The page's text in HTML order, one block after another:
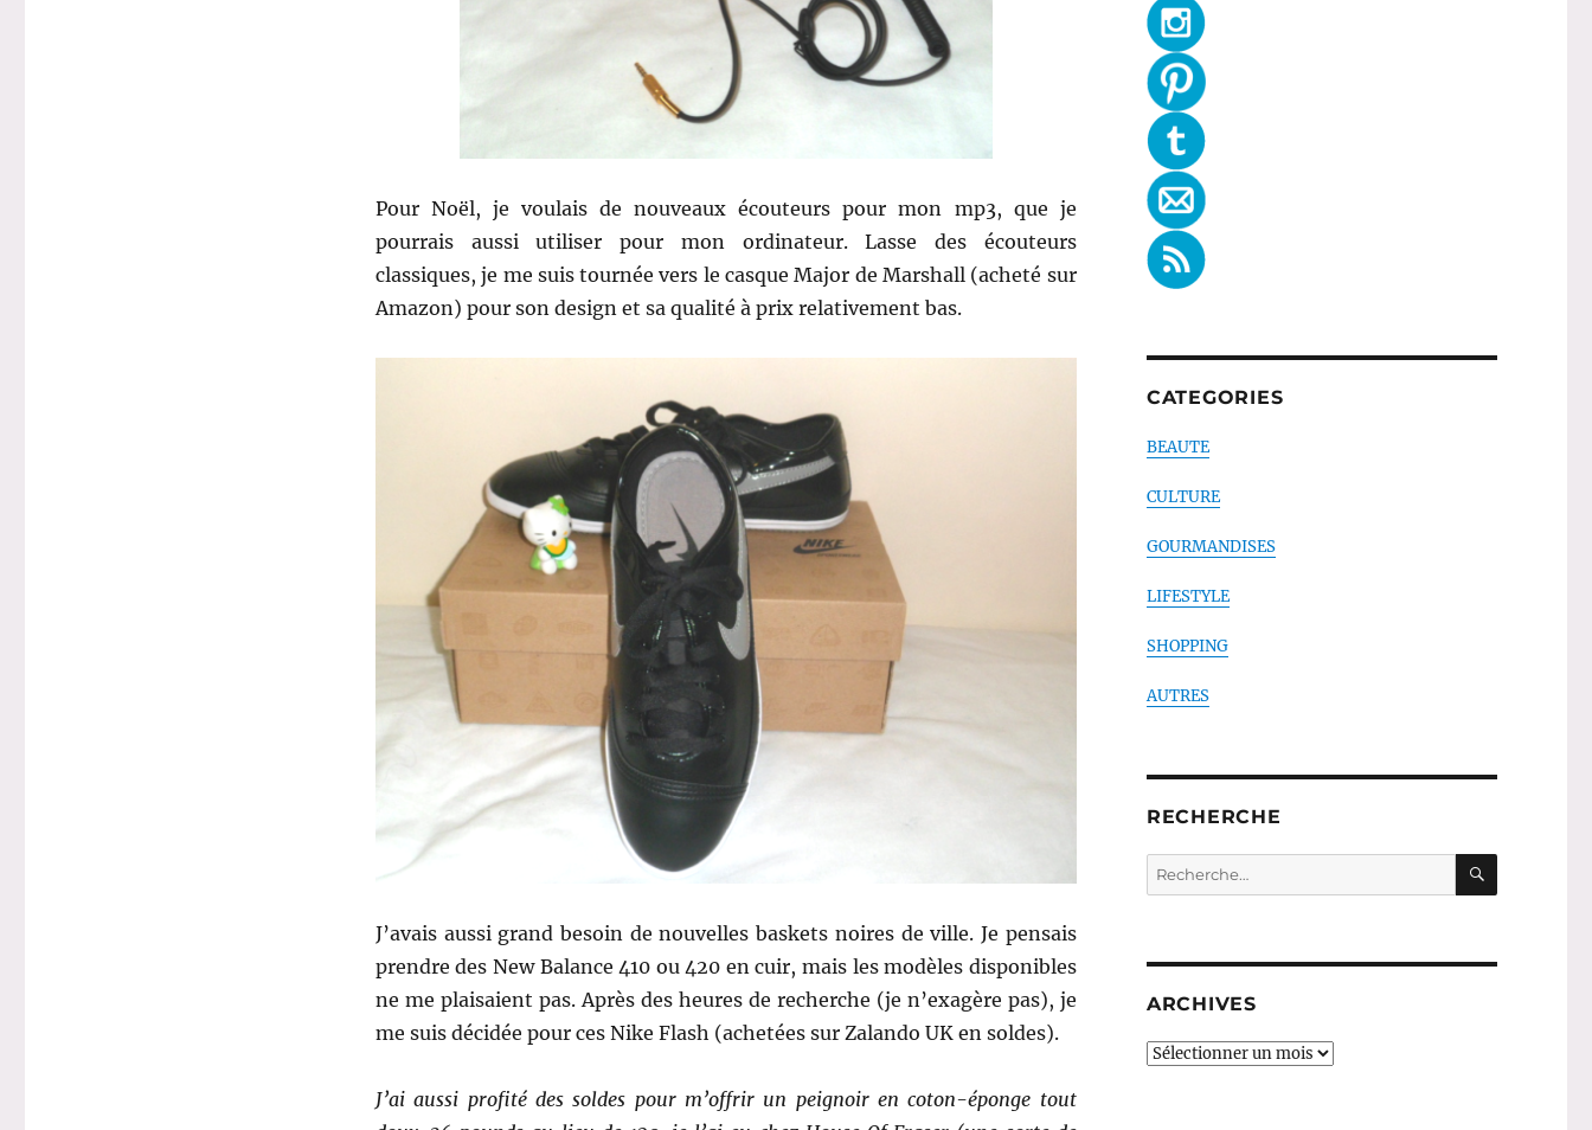
Pour Noël, je voulais de nouveaux écouteurs pour mon mp3, que je
pourrais aussi utiliser pour mon ordinateur. Lasse des écouteurs
classiques, je me suis tournée vers le casque Major de Marshall (acheté sur
Amazon) pour son design et sa qualité à prix relativement bas.
J’avais aussi grand besoin de nouvelles baskets noires de ville. Je pensais
prendre des New Balance 410 ou 420 en cuir, mais les modèles disponibles
ne me plaisaient pas. Après des heures de recherche (je n’exagère pas), je
me suis décidée pour ces Nike Flash (achetées sur Zalando UK en soldes).
J’ai aussi profité des soldes pour m’offrir un peignoir en coton-éponge tout
CATEGORIES
BEAUTE
CULTURE
GOURMANDISES
LIFESTYLE
SHOPPING
AUTRES
RECHERCHE
Recherche
pour :
ARCHIVES
ARCHIVES